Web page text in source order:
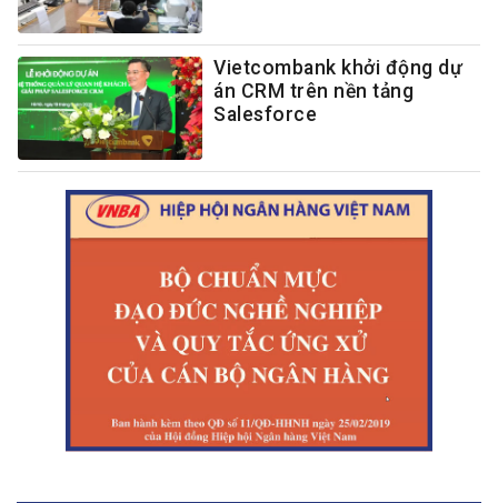
Vietcombank khởi động dự
án CRM trên nền tảng
Salesforce